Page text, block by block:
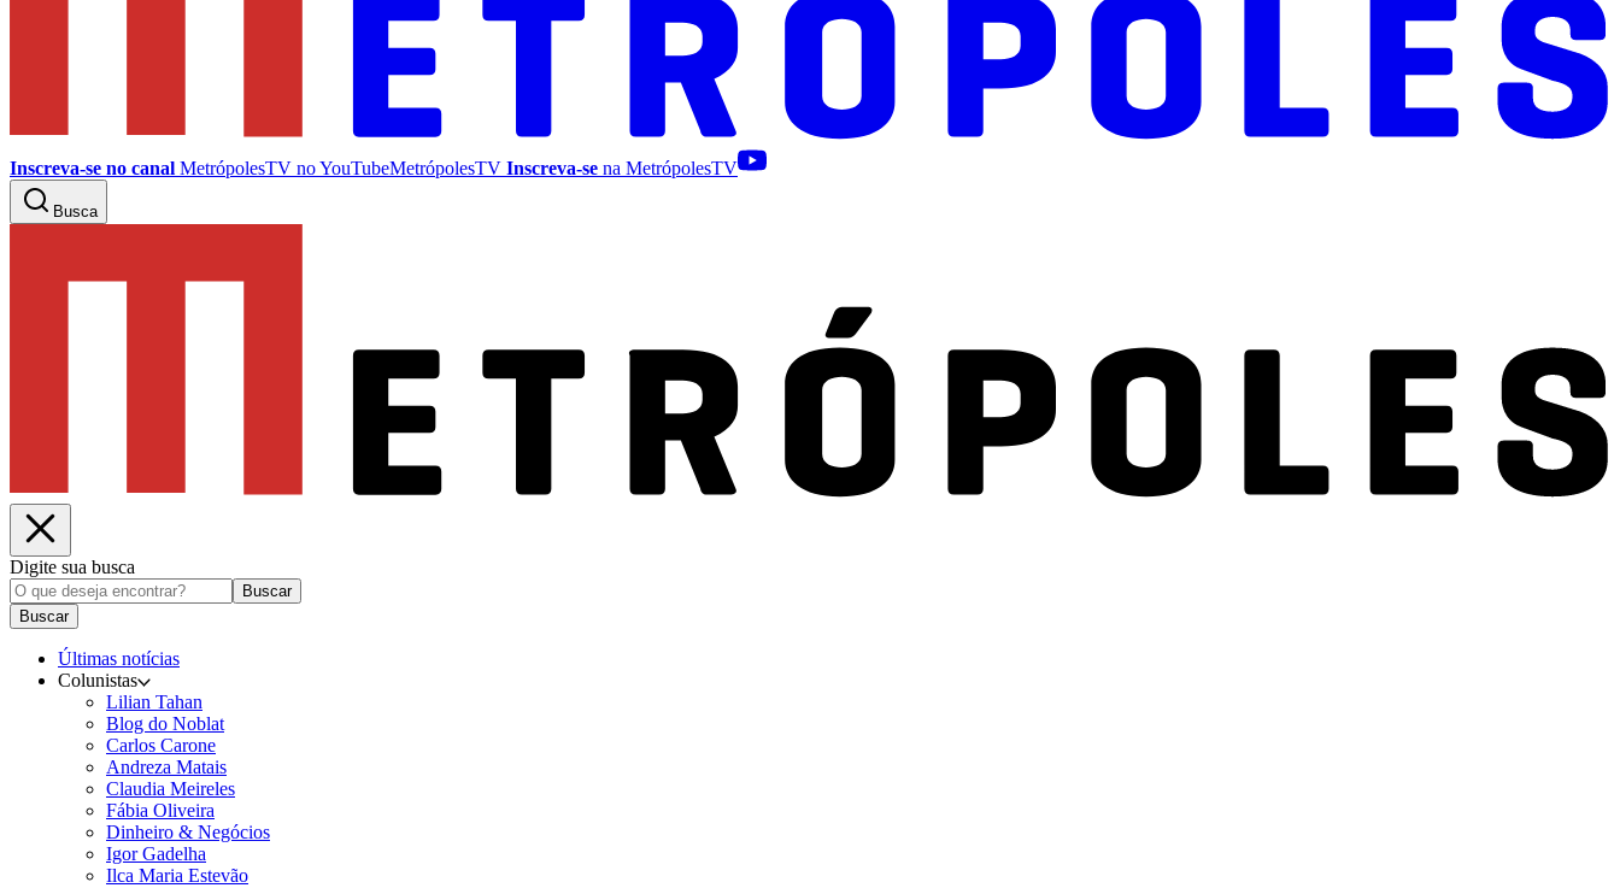
Inscreva-se no canal MetrópolesTV noYouTubeMetrópolesTV Inscreva-se na MetrópolesTV
Busca
Digite sua busca
Buscar
Buscar
Últimas notícias
Colunistas
Lilian Tahan
Blog do Noblat
Carlos Carone
Andreza Matais
Claudia Meireles
Fábia Oliveira
Dinheiro & Negócios
Igor Gadelha
Ilca Maria Estevão